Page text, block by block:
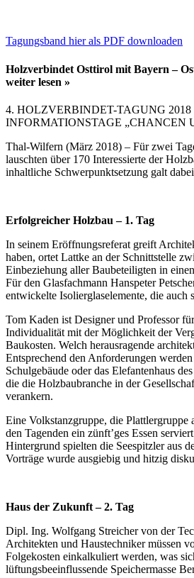
Tagungsband hier als PDF downloaden
Holzverbindet Osttirol mit Bayern –
weiter lesen »
4. HOLZVERBINDET-TAGUNG 2018
INFORMATIONSTAGE
Thal-Wilfern (März 2018) – Für zwei
lauschten über 170 Interessierte der
inhaltliche Schwerpunktsetzung galt
Erfolgreicher Holzbau – 1. Tag
In seinem Eröffnungsreferat greift
haben, ortet Lattke an der Schnittstelle
Einbeziehung aller Baubeteiligten in
Für den Glasfachmann Hanspeter
entwickelte Isolierglaselemente, die auch
Tom Kaden ist Designer und Professor
Individualität mit der Möglichkeit der
Baukosten. Welch herausragende
Entsprechend den Anforderungen
Schulgebäude oder das Elefantenhaus
die die Holzbaubranche in der
verankern.
Eine Volkstanzgruppe, die
den Tagenden ein zünft’ges Essen
Hintergrund spielten die Seespitzler aus
Vorträge wurde ausgiebig und hitzig
Haus der Zukunft – 2. Tag
Dipl. Ing. Wolfgang Streicher von der
Architekten und Haustechniker müssen
Folgekosten einkalkuliert werden, was
lüftungsbeeinflussende Speichermasse